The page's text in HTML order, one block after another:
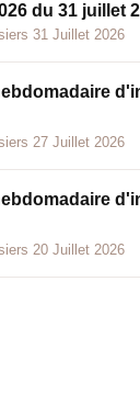
du 31 juillet
31 Juillet 2026
27 Juillet 2026
20 Juillet 2026